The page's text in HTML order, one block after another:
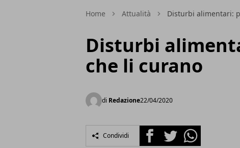
Home Attualità Disturbi alimentari:
Disturbi
che li curano
di Redazione22/04/2020
Condividi FacebookTwitterWhatsapp